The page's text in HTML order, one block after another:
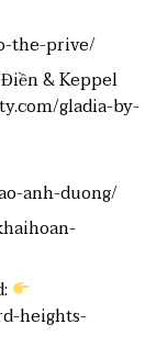
the-prive/
& Keppel
gladia-by-
anh-duong/
heights-